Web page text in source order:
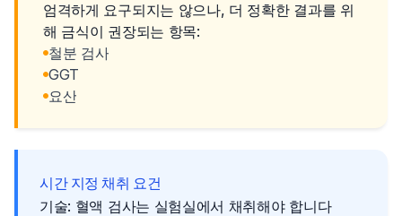
엄격하게 요구되지는 않으나, 더 정확한 결과를 위
해 금식이 권장되는 항목:
철분 검사
GGT
요산
시간 지정 채취 요건
기술: 혈액 검사는 실험실에서 채취해야 합니다